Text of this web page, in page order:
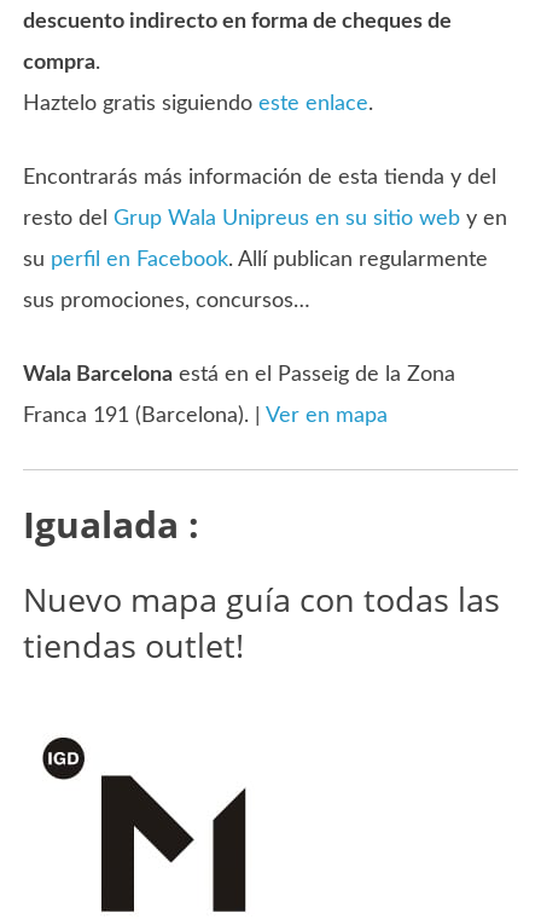
descuento indirecto en forma de cheques de
compra.
Haztelo gratis siguiendoeste enlace.
Encontrarás más información de esta tienda y del
resto delGrup Wala Unipreus en su sitio web y en
su perfil en Facebook. Allí publican regularmente
sus promociones, concursos…
Wala Barcelona está en el Passeig de la Zona
Franca 191 (Barcelona). |Ver en mapa
Igualada :
Nuevo mapa guía con todas las
tiendas outlet!